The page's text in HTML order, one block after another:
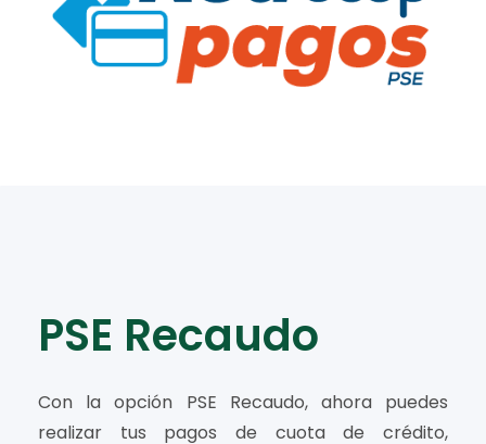
​PSE Recaudo
Con la opción PSE Recaudo, ahora puedes
realizar tus pagos de cuota de crédito,